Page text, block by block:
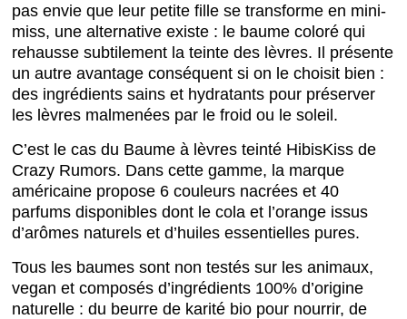
pas envie que leur petite fille se transforme en mini-
miss, une alternative existe : le baume coloré qui
rehausse subtilement la teinte des lèvres. Il présente
un autre avantage conséquent si on le choisit bien :
des ingrédients sains et hydratants pour préserver
les lèvres malmenées par le froid ou le soleil.
C’est le cas du Baume à lèvres teinté HibisKiss de
Crazy Rumors. Dans cette gamme, la marque
américaine propose 6 couleurs nacrées et 40
parfums disponibles dont le cola et l’orange issus
d’arômes naturels et d’huiles essentielles pures.
Tous les baumes sont non testés sur les animaux,
vegan et composés d’ingrédients 100% d’origine
naturelle : du beurre de karité bio pour nourrir, de